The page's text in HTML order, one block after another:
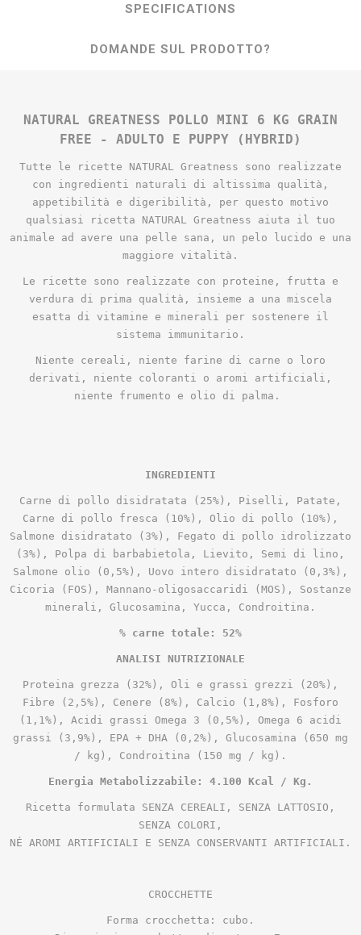
SPECIFICATIONS
DOMANDE SUL PRODOTTO?
NATURAL GREATNESS POLLO MINI 6 KG GRAIN
FREE - ADULTO E PUPPY (HYBRID)
Tutte le ricette NATURAL Greatness sono realizzate
con ingredienti naturali di altissima qualità,
appetibilità e digeribilità, per questo motivo
qualsiasi ricetta NATURAL Greatness aiuta il tuo
animale ad avere una pelle sana, un pelo lucido e una
maggiore vitalità.
Le ricette sono realizzate con proteine, frutta e
verdura di prima qualità, insieme a una miscela
esatta di vitamine e minerali per sostenere il
sistema immunitario.
Niente cereali, niente farine di carne o loro
derivati, niente coloranti o aromi artificiali,
niente frumento e olio di palma.
INGREDIENTI
Carne di pollo disidratata (25%), Piselli, Patate,
Carne di pollo fresca (10%), Olio di pollo (10%),
Salmone disidratato (3%), Fegato di pollo idrolizzato
(3%), Polpa di barbabietola, Lievito, Semi di lino,
Salmone olio (0,5%), Uovo intero disidratato (0,3%),
Cicoria (FOS), Mannano-oligosaccaridi (MOS), Sostanze
minerali, Glucosamina, Yucca, Condroitina.
% carne totale: 52%
ANALISI NUTRIZIONALE
Proteina grezza (32%), Oli e grassi grezzi (20%),
Fibre (2,5%), Cenere (8%), Calcio (1,8%), Fosforo
(1,1%), Acidi grassi Omega 3 (0,5%), Omega 6 acidi
grassi (3,9%), EPA + DHA (0,2%), Glucosamina (650 mg
/ kg), Condroitina (150 mg / kg).
Energia Metabolizzabile: 4.100 Kcal / Kg.
Ricetta formulata SENZA CEREALI, SENZA LATTOSIO,
SENZA COLORI,
NÉ AROMI ARTIFICIALI E SENZA CONSERVANTI ARTIFICIALI.
CROCCHETTE
Forma crocchetta: cubo.